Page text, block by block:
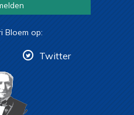
Bloem op:
Twitter